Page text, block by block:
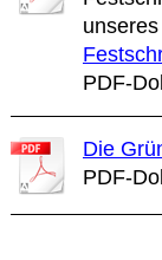
PDF-
Die
PDF-